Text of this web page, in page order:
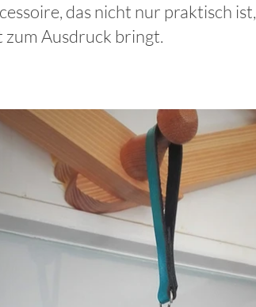
das nicht nur praktisch ist,
Ausdruck bringt.